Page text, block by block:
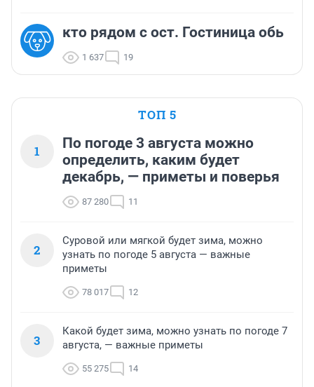
кто рядом с ост. Гостиница обь
1 637 19
ТОП 5
1
По погоде 3 августа можно
определить, каким будет
декабрь, — приметы и поверья
87 280 11
2
Суровой или мягкой будет зима, можно
узнать по погоде 5 августа — важные
приметы
78 017 12
3
Какой будет зима, можно узнать по погоде 7
августа, — важные приметы
55 275 14